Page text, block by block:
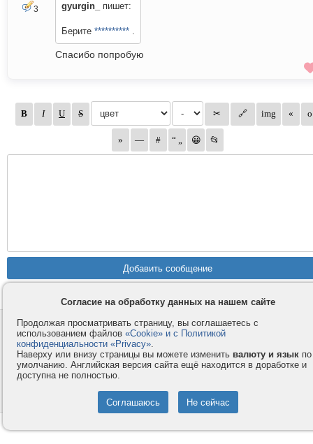
3 gyurgin_ пишет:
Берите ********** .
Спасибо попробую
Контакты
Компания
Privacy и Cookie
Услуги
Как оплатить
Помощь
© 2008-2026
VMESTE.EU - Все права защищены.
Согласие на обработку данных на нашем сайте
Продолжая просматривать страницу, вы соглашаетесь с
использованием файлов «Cookie» и с Политикой
конфиденциальности «Privacy».
Наверху или внизу страницы вы можете изменить валюту и язык по
умолчанию. Английская версия сайта ещё находится в доработке и
доступна не полностью.